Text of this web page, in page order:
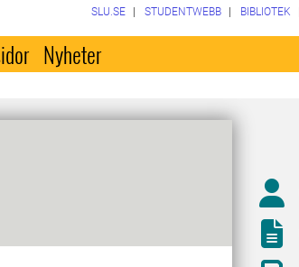
SLU.SE STUDENTWEBB BIBLIOTEK
Nyheter